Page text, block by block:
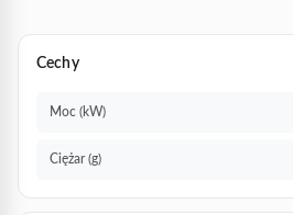
Cechy
Moc (kW)
Ciężar (g)